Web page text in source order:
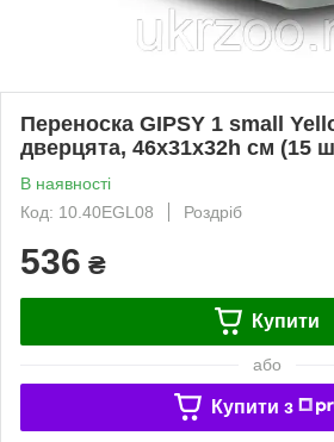
Переноска GIPSY 1 small
дверцята, 46x31x32h см (15
В наявності
Код: 10.40EGL08
Роздріб
536 ₴
Купити
або
Купити з